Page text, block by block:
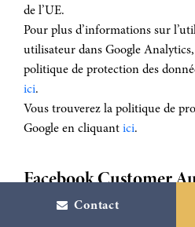
de l’UE.
Pour plus d’informations sur
utilisateur dans Google
politique de protection des
ici.
Vous trouverez la politique de
Google en cliquantici.
Facebook Customer
Pixel Contact